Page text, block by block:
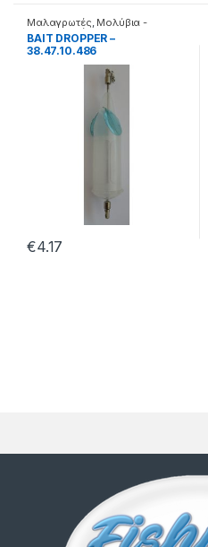
Μαλαγρωτές Μολύβια -
Μαλαγρωτές
BAIT DROPPER –
38.47.10.486
€4.17